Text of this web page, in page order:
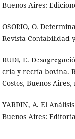
Buenos Aires:
OSORIO, O.
Revista Contabilidad
RUDI, E.
cría y recría bovina.
Costos, Buenos
YARDIN, A. El
Buenos Aires: